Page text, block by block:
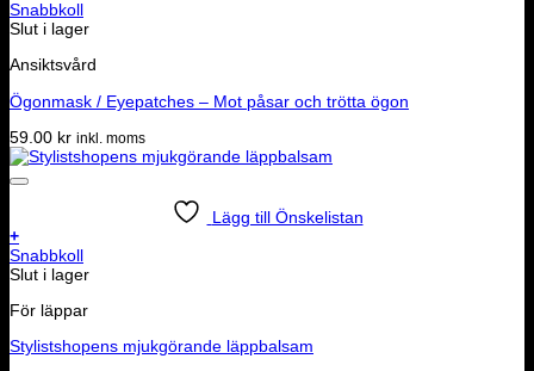
Snabbkoll
Slut i lager
Ansiktsvård
Ögonmask / Eyepatches – Mot påsar och trötta ögon
59.00 kr inkl. moms
Lägg till Önskelistan
+
Snabbkoll
Slut i lager
För läppar
Stylistshopens mjukgörande läppbalsam